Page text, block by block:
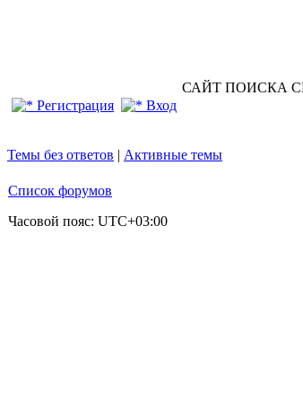
САЙТ ПОИСКА
Регистрация
Вход
Темы без ответов | Активные темы
Список форумов
Часовой пояс: UTC+03:00